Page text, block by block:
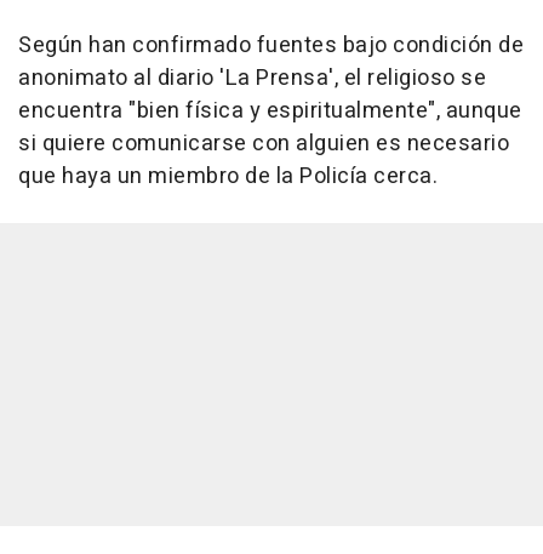
Según han confirmado fuentes bajo condición de
anonimato al diario 'La Prensa', el religioso se
encuentra "bien física y espiritualmente", aunque
si quiere comunicarse con alguien es necesario
que haya un miembro de la Policía cerca.